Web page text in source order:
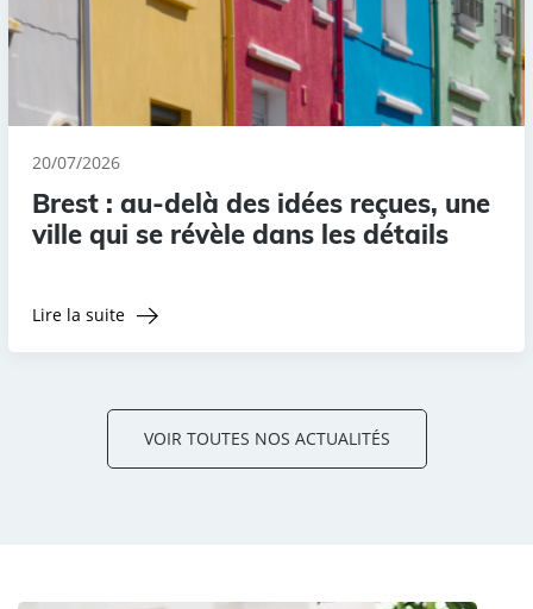
20/07/2026
Brest : au-delà des idées reçues, une
ville qui se révèle dans les détails
Lire la suite
VOIR TOUTES NOS ACTUALITÉS